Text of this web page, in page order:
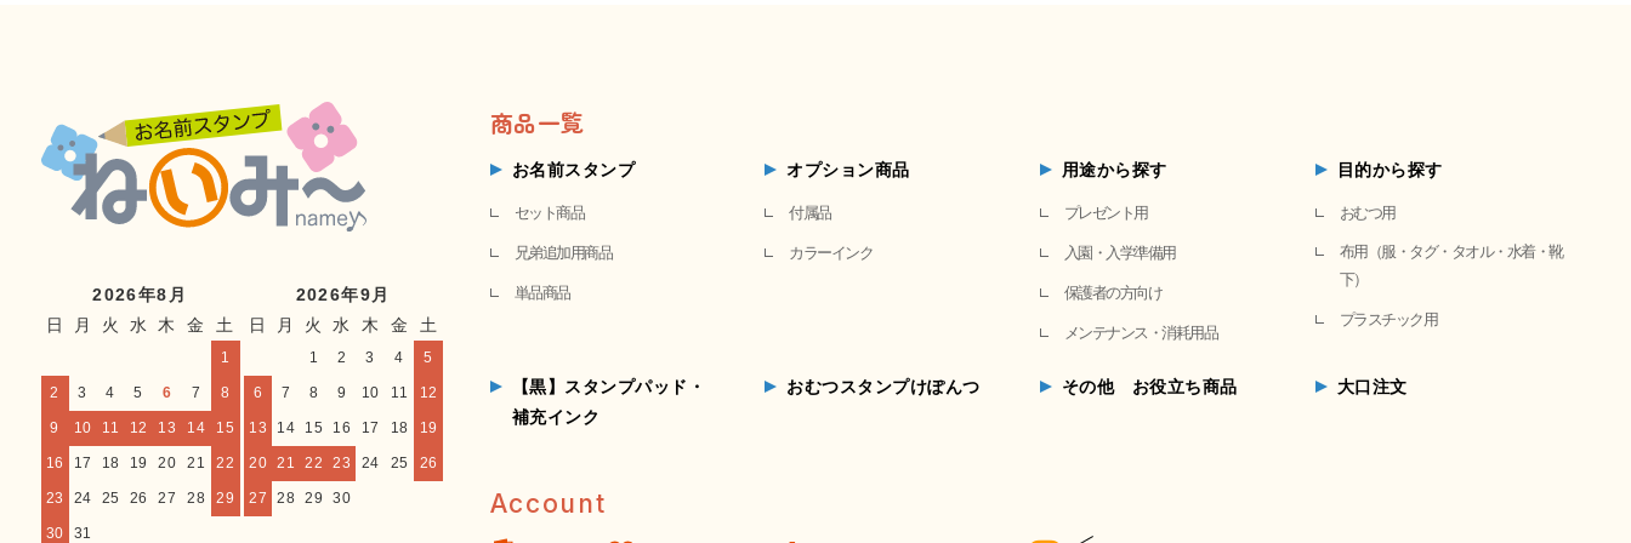
2026年8月
日
月 火 水 木 金 土
1
2 3 4 5 6 7 8
9 10 11 12 13 14 15
16 17 18 19 20 21 22
23 24 25 26 27 28 29
30 31
2026年9月
日
月 火 水 木 金 土
1 2 3 4 5
6 7 8 9 10 11 12
13 14 15 16 17 18 19
20 21 22 23 24 25 26
27 28 29 30
商品一覧
お名前スタンプ
セット商品
兄弟追加用商品
単品商品
オプション商品
付属品
カラーインク
用途から探す
プレゼント用
入園・入学準備用
保護者の方向け
メンテナンス・消耗用品
目的から探す
おむつ用
布用（服・タグ・タオル・水着・靴
下）
プラスチック用
【黒】スタンプパッド・
補充インク
おむつスタンプけぽんつ その他 お役立ち商品 大口注文
Account